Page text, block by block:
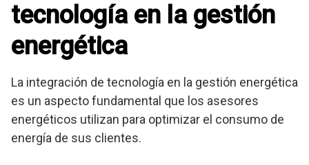
tecnología en la gestión
energética
La integración de tecnología en la gestión energética
es un aspecto fundamental que los asesores
energéticos utilizan para optimizar el consumo de
energía de sus clientes.